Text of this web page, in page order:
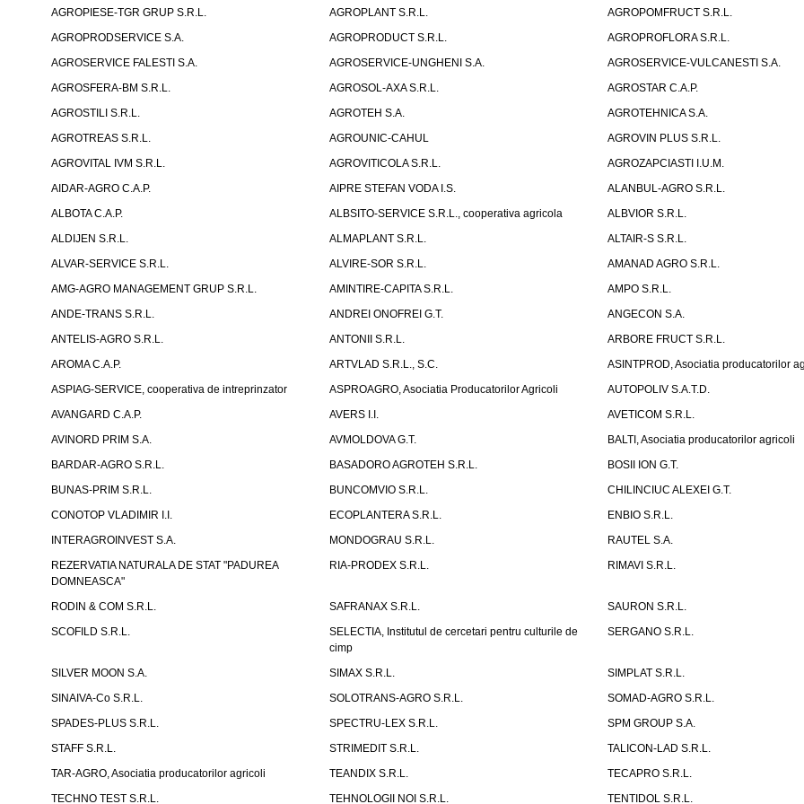
AGROPIESE-TGR GRUP S.R.L.
AGROPLANT S.R.L.
AGROPOMFRUCT S.R.L.
AGROPRODSERVICE S.A.
AGROPRODUCT S.R.L.
AGROPROFLORA S.R.L.
AGROSERVICE FALESTI S.A.
AGROSERVICE-UNGHENI S.A.
AGROSERVICE-VULCANESTI S.A.
AGROSFERA-BM S.R.L.
AGROSOL-AXA S.R.L.
AGROSTAR C.A.P.
AGROSTILI S.R.L.
AGROTEH S.A.
AGROTEHNICA S.A.
AGROTREAS S.R.L.
AGROUNIC-CAHUL
AGROVIN PLUS S.R.L.
AGROVITAL IVM S.R.L.
AGROVITICOLA S.R.L.
AGROZAPCIASTI I.U.M.
AIDAR-AGRO C.A.P.
AIPRE STEFAN VODA I.S.
ALANBUL-AGRO S.R.L.
ALBOTA C.A.P.
ALBSITO-SERVICE S.R.L., cooperativa agricola
ALBVIOR S.R.L.
ALDIJEN S.R.L.
ALMAPLANT S.R.L.
ALTAIR-S S.R.L.
ALVAR-SERVICE S.R.L.
ALVIRE-SOR S.R.L.
AMANAD AGRO S.R.L.
AMG-AGRO MANAGEMENT GRUP S.R.L.
AMINTIRE-CAPITA S.R.L.
AMPO S.R.L.
ANDE-TRANS S.R.L.
ANDREI ONOFREI G.T.
ANGECON S.A.
ANTELIS-AGRO S.R.L.
ANTONII S.R.L.
ARBORE FRUCT S.R.L.
AROMA C.A.P.
ARTVLAD S.R.L., S.C.
ASINTPROD, Asociatia producatorilor
ASPIAG-SERVICE, cooperativa de intreprinzator
ASPROAGRO, Asociatia Producatorilor Agricoli
AUTOPOLIV S.A.T.D.
AVANGARD C.A.P.
AVERS I.I.
AVETICOM S.R.L.
AVINORD PRIM S.A.
AVMOLDOVA G.T.
BALTI, Asociatia producatorilor agricoli
BARDAR-AGRO S.R.L.
BASADORO AGROTEH S.R.L.
BOSII ION G.T.
BUNAS-PRIM S.R.L.
BUNCOMVIO S.R.L.
CHILINCIUC ALEXEI G.T.
CONOTOP VLADIMIR I.I.
ECOPLANTERA S.R.L.
ENBIO S.R.L.
INTERAGROINVEST S.A.
MONDOGRAU S.R.L.
RAUTEL S.A.
REZERVATIA NATURALA DE STAT "PADUREA
DOMNEASCA"
RIA-PRODEX S.R.L. RIMAVI S.R.L.
RODIN & COM S.R.L. SAFRANAX S.R.L.
SAURON S.R.L.
SCOFILD S.R.L.
SELECTIA, Institutul de cercetari pentru culturile de
cimp
SERGANO S.R.L.
SILVER MOON S.A. SIMAX S.R.L.
SIMPLAT S.R.L.
SINAIVA-Co S.R.L.
SOLOTRANS-AGRO S.R.L.
SOMAD-AGRO S.R.L.
SPADES-PLUS S.R.L.
SPECTRU-LEX S.R.L.
SPM GROUP S.A.
STAFF S.R.L.
STRIMEDIT S.R.L.
TALICON-LAD S.R.L.
TAR-AGRO, Asociatia producatorilor agricoli
TEANDIX S.R.L.
TECAPRO S.R.L.
TECHNO TEST S.R.L.
TEHNOLOGII NOI S.R.L. TENTIDOL S.R.L.